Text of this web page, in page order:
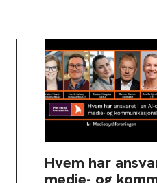
Hvem har
medie- og